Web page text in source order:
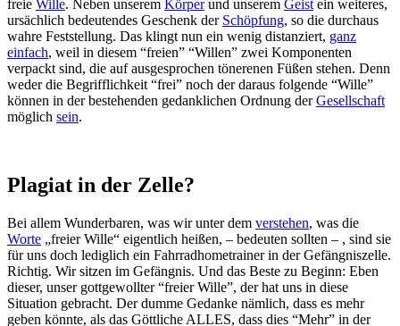
freie Wille. Neben unserem Körperund unserem Geistein weiteres,
ursächlich bedeutendes Geschenk der Schöpfung, so die durchaus
wahre Feststellung. Das klingt nun ein wenig distanziert, ganz
einfach, weil in diesem “freien” “Willen” zwei Komponenten
verpackt sind, die auf ausgesprochen tönerenen Füßen stehen. Denn
weder die Begrifflichkeit “frei” noch der daraus folgende “Wille”
können in der bestehenden gedanklichen Ordnung derGesellschaft
möglich sein.
Plagiat in der Zelle?
Bei allem Wunderbaren, was wir unter dem verstehen, was die
Worte „freier Wille“ eigentlich heißen, – bedeuten sollten – , sind sie
für uns doch lediglich ein Fahrradhometrainer in der Gefängniszelle.
Richtig. Wir sitzen im Gefängnis. Und das Beste zu Beginn: Eben
dieser, unser gottgewollter “freier Wille”, der hat uns in diese
Situation gebracht. Der dumme Gedanke nämlich, dass es mehr
geben könnte, als das Göttliche ALLES, dass dies “Mehr” in der